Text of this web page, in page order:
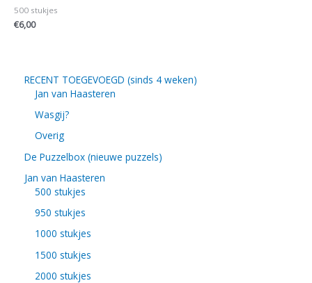
500 stukjes
€6,00
RECENT TOEGEVOEGD (sinds 4 weken)
Jan van Haasteren
Wasgij?
Overig
De Puzzelbox (nieuwe puzzels)
Jan van Haasteren
500 stukjes
950 stukjes
1000 stukjes
1500 stukjes
2000 stukjes